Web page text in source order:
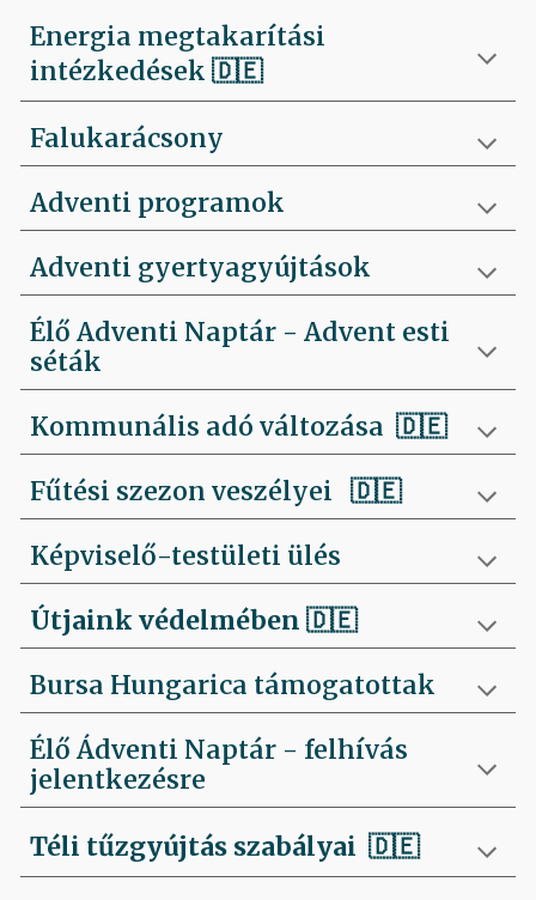
Energia megtakarítási
intézkedések 🇩🇪
Falukarácsony
Adventi programok
Adventi gyertyagyújtások
Élő Adventi Naptár - Advent esti
séták
Kommunális adó változása 🇩🇪
Fűtési szezon veszélyei 🇩🇪
Képviselő-testületi ülés
Útjaink védelmében🇩🇪
Bursa Hungarica támogatottak
Élő Ádventi Naptár - felhívás
jelentkezésre
Téli tűzgyújtás szabályai 🇩🇪